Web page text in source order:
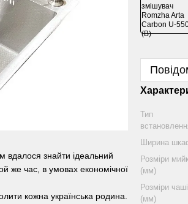
вдалося знайти ідеальний
же час, в умовах економічної
кожна українська родина.
Тип
Ширина
Розміри
(мм)
Розміри чаші
(мм)